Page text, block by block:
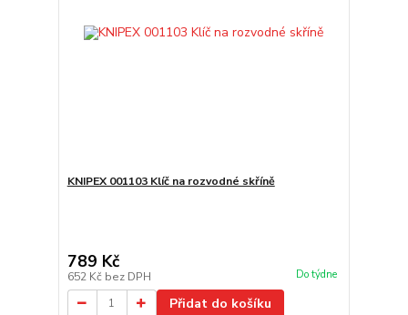
KNIPEX 001103 Klíč na rozvodné skříně
789 Kč
652 Kč bez DPH Do týdne
Přidat do košíku